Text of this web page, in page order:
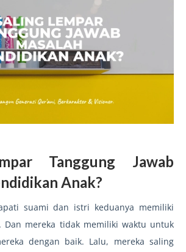
Tanggung Jawab
Anak?
suami dan istri keduanya memiliki
Dan mereka tidak memiliki waktu untuk
dengan baik. Lalu, mereka saling